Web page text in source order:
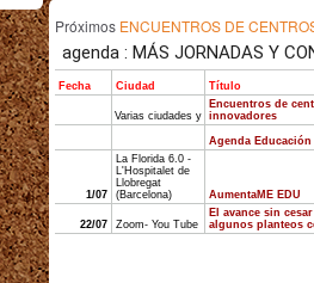
Próximos ENCUENTROS DE